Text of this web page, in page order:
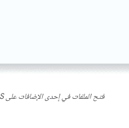
فتح الملفات في إحدى الإضافات على ChromeOS